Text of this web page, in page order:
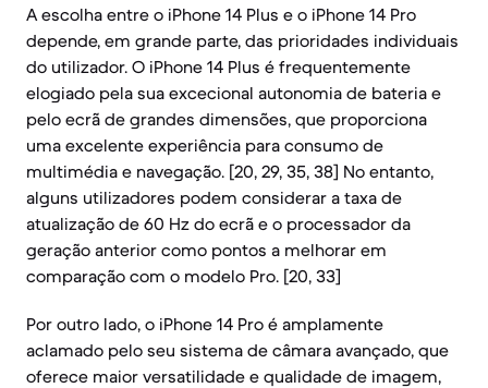
A escolha entre o iPhone 14 Plus e o iPhone 14 Pro
depende, em grande parte, das prioridades individuais
do utilizador. O iPhone 14 Plus é frequentemente
elogiado pela sua excecional autonomia de bateria e
pelo ecrã de grandes dimensões, que proporciona
uma excelente experiência para consumo de
multimédia e navegação. [20, 29, 35, 38] No entanto,
alguns utilizadores podem considerar a taxa de
atualização de 60 Hz do ecrã e o processador da
geração anterior como pontos a melhorar em
comparação com o modelo Pro. [20, 33]
Por outro lado, o iPhone 14 Pro é amplamente
aclamado pelo seu sistema de câmara avançado, que
oferece maior versatilidade e qualidade de imagem,